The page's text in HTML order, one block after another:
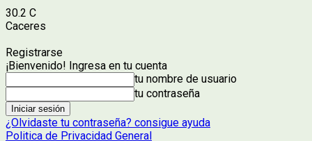
30.2 C
Caceres
Registrarse
¡Bienvenido! Ingresa en tu cuenta
tu nombre de usuario
tu contraseña
¿Olvidaste tu contraseña? consigue ayuda
Politica de Privacidad General